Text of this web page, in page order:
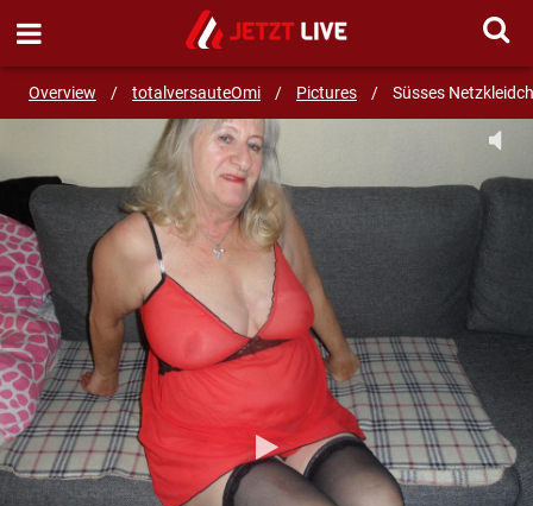
Overview / totalversauteOmi / Pictures / Süsses
SEND MESSAGE